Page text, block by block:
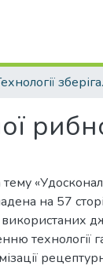
ОПП
на 57
технології